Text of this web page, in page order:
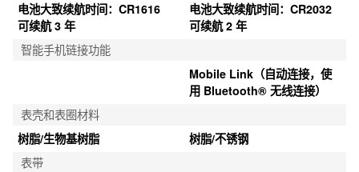
电池大致续航时间：CR1616
可续航 3 年
电池大致续航时间：CR2032
可续航 2 年
智能手机链接功能
Mobile Link（自动连接，使
用 Bluetooth® 无线连接）
表壳和表圈材料
树脂/生物基树脂
树脂/不锈钢
表带